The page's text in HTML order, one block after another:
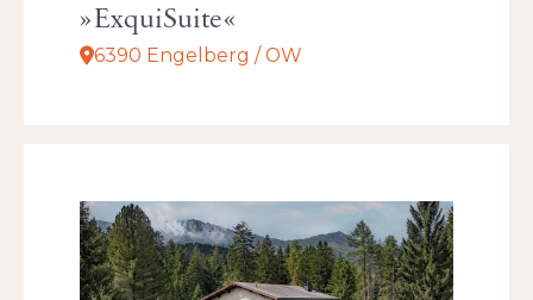
ExquiSuite
6390 Engelberg / OW